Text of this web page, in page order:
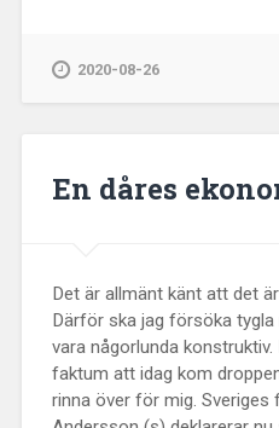
2020-08-26
En dåres
Det är allmänt känt att det
Därför ska jag försöka
vara någorlunda
faktum att idag kom
rinna över för mig. Sveriges